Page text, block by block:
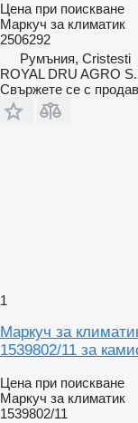
Цена при поискване
Маркуч за климатик
2506292
Румъния, Cristesti
ROYAL DRU AGRO
Свържете се с
1
Маркуч за
1539802/11 за
Цена при поискване
Маркуч за климатик
1539802/11